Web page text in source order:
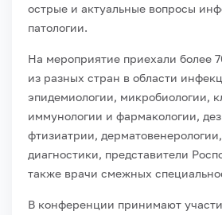
острые и актуальные вопросы
патологии.
На мероприятие приехали более
из разных стран в области
эпидемиологии, микробиологии,
иммунологии и фармакологии,
фтизиатрии,
диагностики, представители
также врачи смежных
В конференции принимают